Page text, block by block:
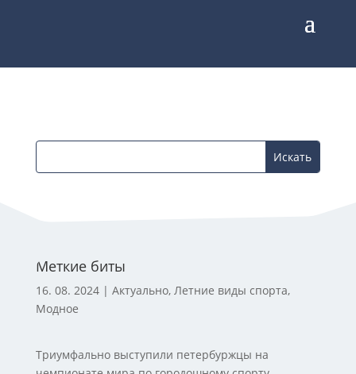
Меткие биты
16. 08. 2024| Актуально, Летние виды спорта,
Модное
Триумфально выступили петербуржцы на